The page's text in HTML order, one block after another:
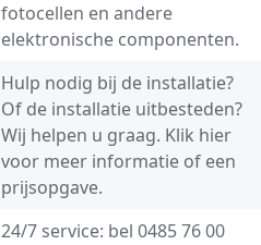
fotocellen en andere
elektronische componenten.
Hulp nodig bij de installatie?
Of de installatie uitbesteden?
Wij helpen u graag. Klik hier
voor meer informatie of een
prijsopgave.
24/7 service: bel 0485 76 00